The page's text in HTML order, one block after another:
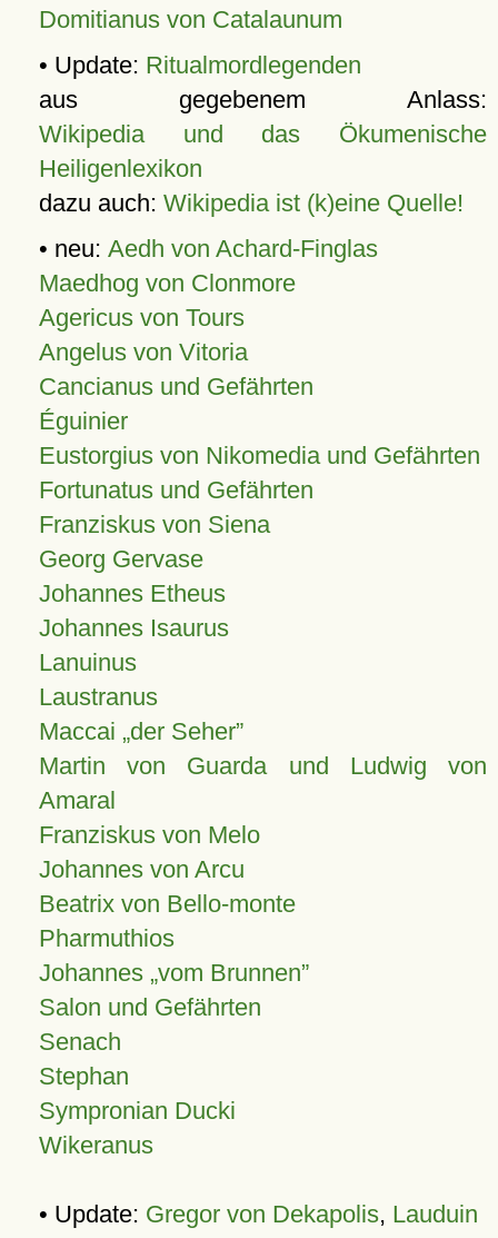
Domitianus von Catalaunum
• Update: Ritualmordlegenden
aus gegebenem Anlass:
Wikipedia und das Ökumenische
Heiligenlexikon
dazu auch: Wikipedia ist (k)eine Quelle!
• neu: Aedh von Achard-Finglas
Maedhog von Clonmore
Agericus von Tours
Angelus von Vitoria
Cancianus und Gefährten
Éguinier
Eustorgius von Nikomedia und Gefährten
Fortunatus und Gefährten
Franziskus von Siena
Georg Gervase
Johannes Etheus
Johannes Isaurus
Lanuinus
Laustranus
Maccai „der Seher”
Martin von Guarda und Ludwig von
Amaral
Franziskus von Melo
Johannes von Arcu
Beatrix von Bello-monte
Pharmuthios
Johannes vom Brunnen
Salon und Gefährten
Senach
Stephan
Sympronian Ducki
Wikeranus
• Update: Gregor von Dekapolis, Lauduin